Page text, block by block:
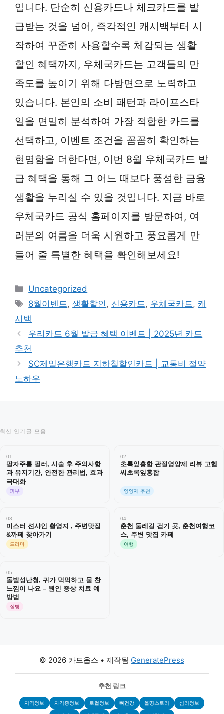
입니다. 단순히 신용카드나 체크카드를 발
급받는 것을 넘어, 즉각적인 캐시백부터 시
작하여 꾸준히 사용할수록 체감되는 생활
할인 혜택까지, 우체국카드는 고객들의 만
족도를 높이기 위해 다방면으로 노력하고
있습니다. 본인의 소비 패턴과 라이프스타
일을 면밀히 분석하여 가장 적합한 카드를
선택하고, 이벤트 조건을 꼼꼼히 확인하는
현명함을 더한다면, 이번 8월 우체국카드 발
급 혜택을 통해 그 어느 때보다 풍성한 금융
생활을 누리실 수 있을 것입니다. 지금 바로
우체국카드 공식 홈페이지를 방문하여, 여
러분의 여름을 더욱 시원하고 풍요롭게 만
들어 줄 특별한 혜택을 확인해보세요!
카
테
리
Uncategorized
태
그
8월이벤트 ,생활할인 , 신용카드 , 우체국카드 , 캐
시백
우리카드 6월 발급 혜택 이벤트 | 2025년 카드
추천
SC제일은행카드 지하철할인카드 | 교통비 절약
노하우
최신 인기글 모음
01
팔자주름 필러, 시술 후 주의사항
과 유지기간, 안전한 관리법, 효과
극대화
피부
02
초록잎홍합 관절영양제 리뷰 고헬
씨초록잎홍합
영양제 추천
03
미스터 션샤인 촬영지 , 주변맛집
&까페 찾아가기
드라마
04
춘천 둘레길 걷기 곳, 춘천여행코
스, 주변 맛집 카페
여행
05
돌발성난청, 귀가 먹먹하고 물 찬
느낌이 나요 – 원인 증상 치료 예
방법
질병
© 2026 카드웁스 • 제작됨 GeneratePress
추천 링크
지역정보 자격증정보 로컬정보 뼈건강 올띵스토리 심리정보